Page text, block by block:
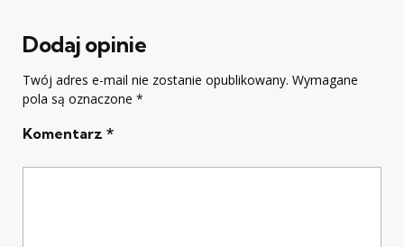
Dodaj opinie
Twój adres e-mail nie zostanie opublikowany. Wymagane
pola są oznaczone *
Komentarz *